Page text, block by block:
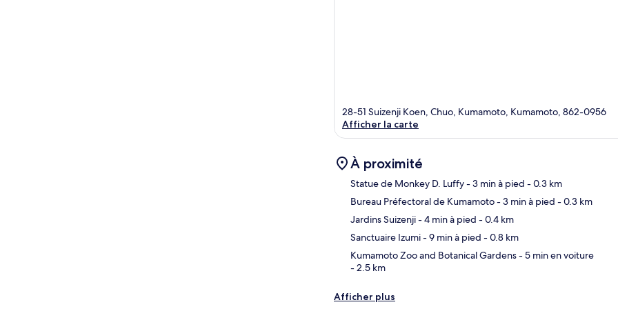
28-51 Suizenji Koen, Chuo, Kumamoto, Kumamoto, 862-0956
Afficher la carte
À proximité
Statue de Monkey D. Luffy- 3 min à pied - 0.3 km
Bureau Préfectoral de Kumamoto- 3 min à pied - 0.3 km
Jardins Suizenji- 4 min à pied - 0.4 km
Sanctuaire Izumi- 9 min à pied - 0.8 km
Kumamoto Zoo and Botanical Gardens- 5 min en voiture
- 2.5 km
Afficher plus